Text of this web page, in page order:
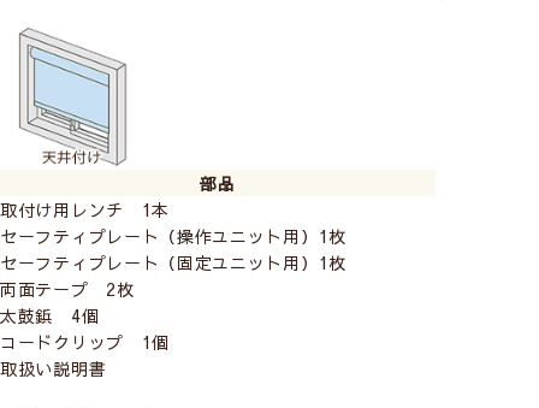
小窓もすっきり見せることができ、開閉も楽々。
UVカット、断熱効果もあるので快適に過ごせます。
部品
取付け用レンチ 1本
セーフティプレート（操作ユニット用）1枚
セーフティプレート（固定ユニット用）1枚
両面テープ 2枚
太鼓鋲 4個
コードクリップ 1個
取扱い説明書